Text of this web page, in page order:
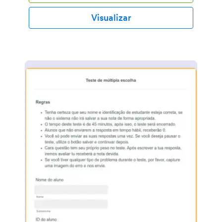
Visualizar